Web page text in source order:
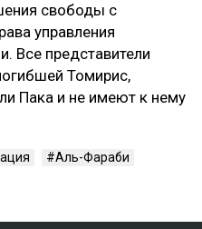
свободы с
управления
Все представители
Томирис,
Пака и не имеют к нему
Аль-Фараби